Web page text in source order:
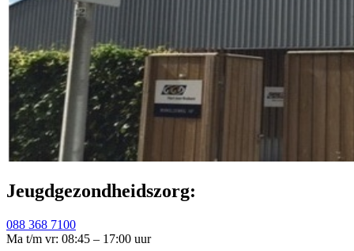
Jeugdgezondheidszorg:
088 368 7100
Ma t/m vr: 08:45 – 17:00 uur